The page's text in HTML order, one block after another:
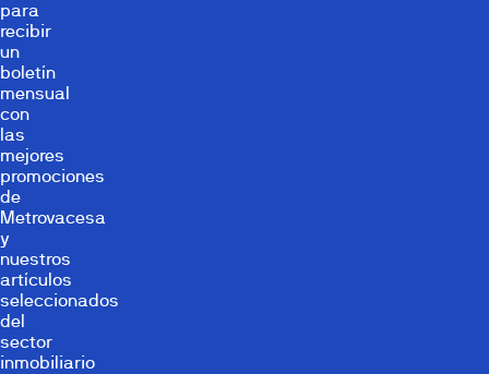
para
recibir
un
boletín
mensual
con
las
mejores
promociones
de
Metrovacesa
y
nuestros
artículos
seleccionados
del
sector
inmobiliario